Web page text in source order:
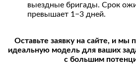
выездные бригады. Срок
превышает 1−3 дней.
Оставьте заявку на сайте, и
идеальную модель для ваших
с большим